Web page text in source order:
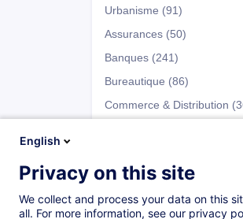
Urbanisme (91)
Assurances (50)
Banques (241)
Bureautique (86)
Commerce & Distribution
Droit (75)
Développement Personnel
Programmes
English
Privacy on this site
We collect and process your data on this
all. For more information, see our privacy